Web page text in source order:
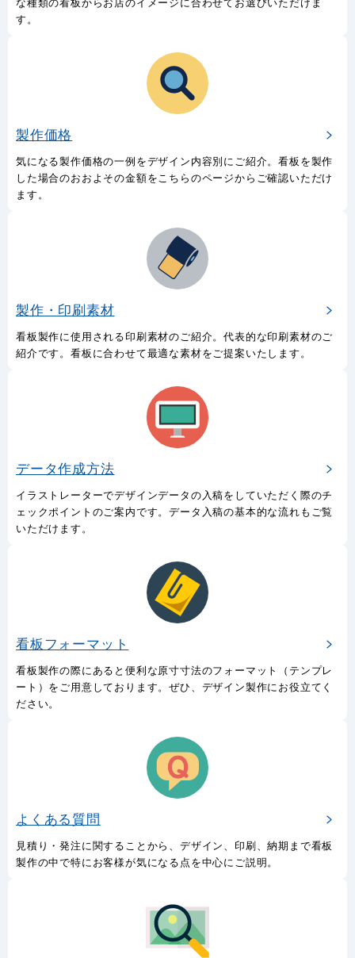
す。
製作価格
気になる製作価格の一例をデザイン内容別にご紹介。看板を製作
した場合のおおよその金額をこちらのページからご確認いただけ
ます。
製作・印刷素材
看板製作に使用される印刷素材のご紹介。代表的な印刷素材のご
紹介です。看板に合わせて最適な素材をご提案いたします。
データ作成方法
イラストレーターでデザインデータの入稿をしていただく際のチ
ェックポイントのご案内です。データ入稿の基本的な流れもご覧
いただけます。
看板フォーマット
看板製作の際にあると便利な原寸寸法のフォーマット（テンプレ
ート）をご用意しております。ぜひ、デザイン製作にお役立てく
ださい。
よくある質問
見積り・発注に関することから、デザイン、印刷、納期まで看板
製作の中で特にお客様が気になる点を中心にご説明。